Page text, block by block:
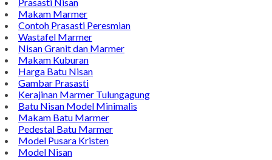
Makam Marmer
Contoh Prasasti Peresmian
Wastafel Marmer
Nisan Granit dan Marmer
Makam Kuburan
Harga Batu Nisan
Gambar Prasasti
Kerajinan Marmer Tulungagung
Batu Nisan Model Minimalis
Makam Batu Marmer
Pedestal Batu Marmer
Model Pusara Kristen
Model Nisan